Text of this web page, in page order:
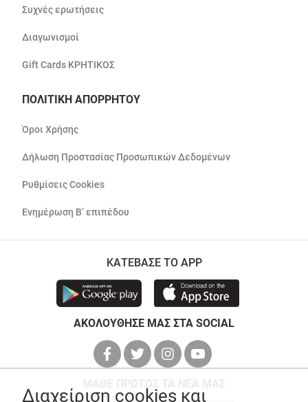
Συχνές ερωτήσεις
Διαγωνισμοί
Gift Cards ΚΡΗΤΙΚΟΣ
ΠΟΛΙΤΙΚΗ ΑΠΟΡΡΗΤΟΥ
Όροι Χρήσης
Δήλωση Προστασίας Προσωπικών Δεδομένων
Ρυθμίσεις Cookies
Ενημέρωση Β’ επιπέδου
ΚΑΤΕΒΑΣΕ ΤΟ APP
ΑΚΟΛΟΥΘΗΣΕ ΜΑΣ ΣΤΑ SOCIAL
Διαχείριση cookies και